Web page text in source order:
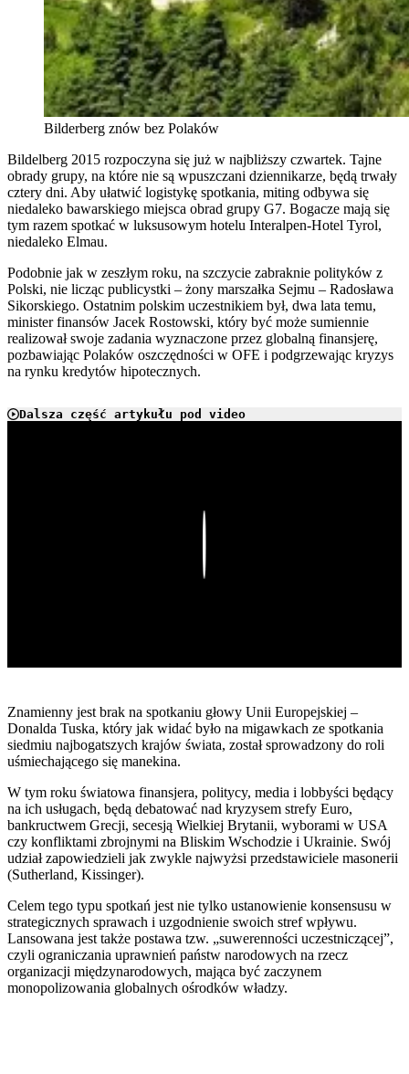
Bilderberg znów bez Polaków
Bildelberg 2015 rozpoczyna się już w najbliższy czwartek. Tajne
obrady grupy, na które nie są wpuszczani dziennikarze, będą trwały
cztery dni. Aby ułatwić logistykę spotkania, miting odbywa się
niedaleko bawarskiego miejsca obrad grupy G7. Bogacze mają się
tym razem spotkać w luksusowym hotelu Interalpen-Hotel Tyrol,
niedaleko Elmau.
Podobnie jak w zeszłym roku, na szczycie zabraknie polityków z
Polski, nie licząc publicystki – żony marszałka Sejmu – Radosława
Sikorskiego. Ostatnim polskim uczestnikiem był, dwa lata temu,
minister finansów Jacek Rostowski, który być może sumiennie
realizował swoje zadania wyznaczone przez globalną finansjerę,
pozbawiając Polaków oszczędności w OFE i podgrzewając kryzys
na rynku kredytów hipotecznych.
Dalsza część artykułu pod video
Znamienny jest brak na spotkaniu głowy Unii Europejskiej –
Donalda Tuska, który jak widać było na migawkach ze spotkania
siedmiu najbogatszych krajów świata, został sprowadzony do roli
uśmiechającego się manekina.
W tym roku światowa finansjera, politycy, media i lobbyści będący
na ich usługach, będą debatować nad kryzysem strefy Euro,
bankructwem Grecji, secesją Wielkiej Brytanii, wyborami w USA
czy konfliktami zbrojnymi na Bliskim Wschodzie i Ukrainie. Swój
udział zapowiedzieli jak zwykle najwyżsi przedstawiciele masonerii
(Sutherland, Kissinger).
Celem tego typu spotkań jest nie tylko ustanowienie konsensusu w
strategicznych sprawach i uzgodnienie swoich stref wpływu.
Lansowana jest także postawa tzw. „suwerenności uczestniczącej”,
czyli ograniczania uprawnień państw narodowych na rzecz
organizacji międzynarodowych, mająca być zaczynem
monopolizowania globalnych ośrodków władzy.